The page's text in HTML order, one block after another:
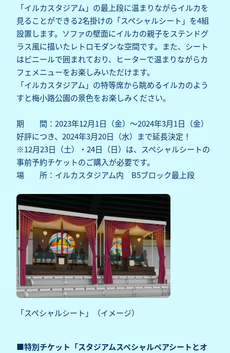
「イルカスタジアム」の最上段に温まりながらイルカを
見ることができる2名掛けの「スペシャルシート」を4組
設置します。ソファの壁面にイルカの親子をステンドグ
ラス風に描いたレトロモダンな空間です。また、シート
はビニールで囲まれており、ヒーターで温まりながらカ
フェメニューをお楽しみいただけます。
「イルカスタジアム」の特等席から眺めるイルカのよう
すと梅小路公園の景色をお楽しみください。
期 間：2023年12月1日（金）～2024年3月1日（金）
好評につき、2024年3月20日（水）まで延長決定！
※12月23日（土）・24日（日）は、スペシャルシートの
事前予約チケットのご購入が必要です。
場 所：イルカスタジアム内 B5ブロック最上段
「スペシャルシート」（イメージ）
■特別チケット「スタジアムスペシャルペアシートとオ